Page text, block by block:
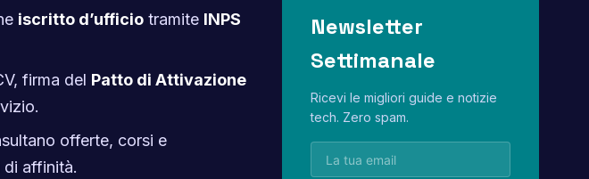
iscritto d’ufficio tramite INPS
firma del Patto di Attivazione
offerte, corsi e
affinità.
Newsletter
Settimanale
Ricevi le migliori guide e notizie
tech. Zero spam.